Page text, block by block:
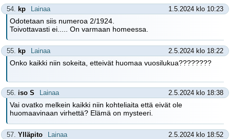
54. kp Lainaa 1.5.2024 klo 10:23
Odotetaan siis numeroa 2/1924.
Toivottavasti ei..... On varmaan homeessa.
55. kp Lainaa 2.5.2024 klo 18:22
Onko kaikki niin sokeita, etteivät huomaa vuosilukua????????
56. iso S Lainaa 2.5.2024 klo 18:38
Vai ovatko melkein kaikki niin kohteliaita että eivät ole
huomaavinaan virhettä? Elämä on mysteeri.
57. Ylläpito Lainaa 2.5.2024 klo 18:52